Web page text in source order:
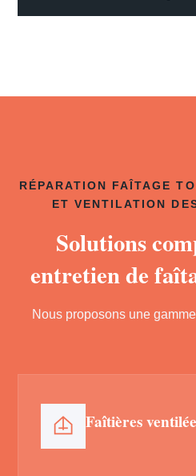
RÉPARATION FAÎTAGE
ET VENTILATION
Solutions
entretien de
Nous proposons une
Faîtières